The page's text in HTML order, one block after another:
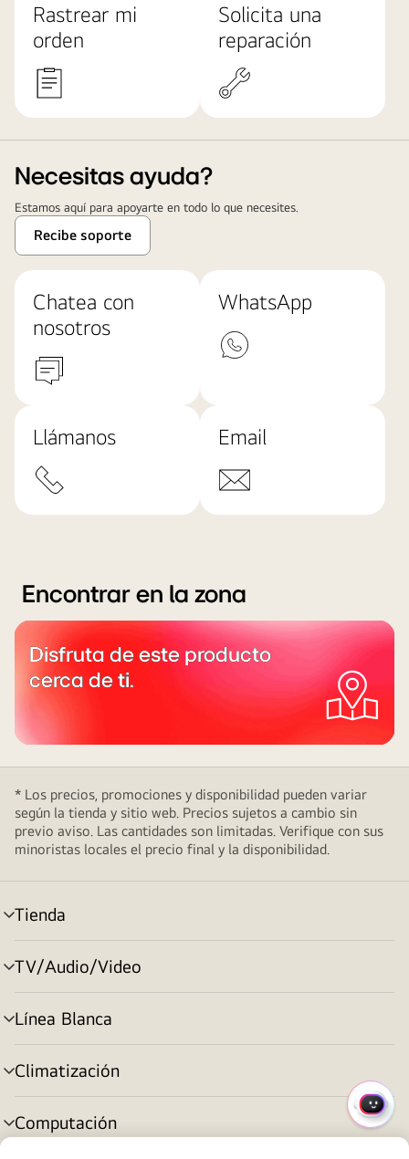
Rastrear mi
orden
Solicita una
reparación
Necesitas ayuda?
Estamos aquí para apoyarte en todo lo que necesites.
Recibe soporte
Chatea con
nosotros
WhatsApp
Llámanos Email
Encontrar en la zona
Disfruta de este producto
cerca de ti.
* Los precios, promociones y disponibilidad pueden variar
según la tienda y sitio web. Precios sujetos a cambio sin
previo aviso. Las cantidades son limitadas. Verifique con sus
minoristas locales el precio final y la disponibilidad.
Tienda
cambiar
de
menú
TV/Audio/Video
cambiar
de
menú
Línea Blanca
cambiar
de
menú
Climatización
cambiar
de
menú
Computación
cambiar
MENÚ